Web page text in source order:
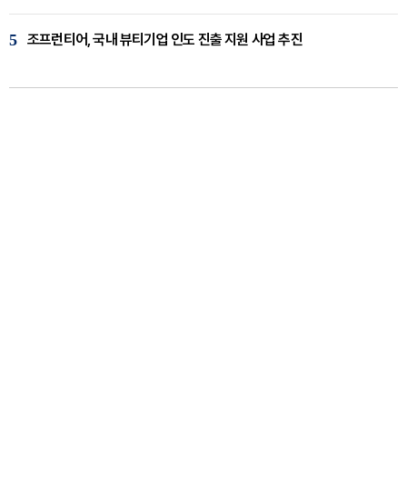
5 조프런티어, 국내 뷰티기업 인도 진출 지원 사업 추진